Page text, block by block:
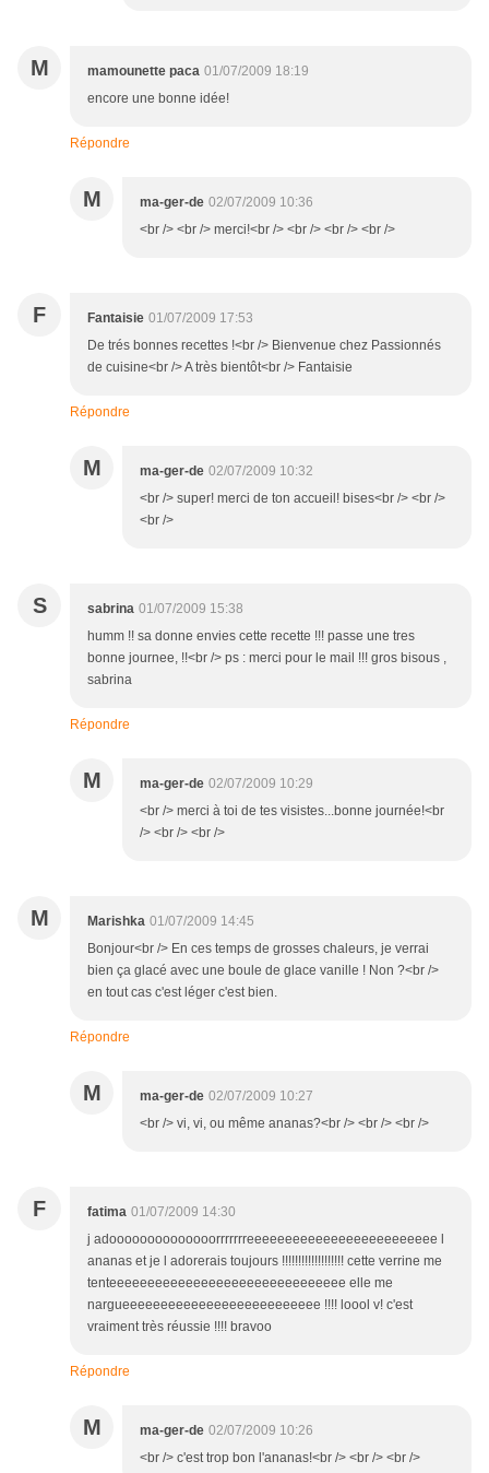
M mamounette paca 01/07/2009 18:19
encore une bonne idée!
Répondre
M ma-ger-de 02/07/2009 10:36
<br /> <br /> merci!<br /> <br /> <br /> <br />
F Fantaisie 01/07/2009 17:53
De trés bonnes recettes !<br /> Bienvenue chez Passionnés
de cuisine<br /> A très bientôt<br /> Fantaisie
Répondre
M ma-ger-de 02/07/2009 10:32
<br /> super! merci de ton accueil! bises<br /> <br />
<br />
S sabrina 01/07/2009 15:38
humm !! sa donne envies cette recette !!! passe une tres
bonne journee, !!<br /> ps : merci pour le mail !!! gros bisous ,
sabrina
Répondre
M ma-ger-de 02/07/2009 10:29
<br /> merci à toi de tes visistes...bonne journée!<br
/> <br /> <br />
M Marishka 01/07/2009 14:45
Bonjour<br /> En ces temps de grosses chaleurs, je verrai
bien ça glacé avec une boule de glace vanille ! Non ?<br />
en tout cas c'est léger c'est bien.
Répondre
M ma-ger-de 02/07/2009 10:27
<br /> vi, vi, ou même ananas?<br /> <br /> <br />
F fatima 01/07/2009 14:30
j adoooooooooooooorrrrrrreeeeeeeeeeeeeeeeeeeeeeeee l
ananas et je l adorerais toujours !!!!!!!!!!!!!!!!!!! cette verrine me
tenteeeeeeeeeeeeeeeeeeeeeeeeeeeeeee elle me
nargueeeeeeeeeeeeeeeeeeeeeeeeee !!!! loool v! c'est
vraiment très réussie !!!! bravoo
Répondre
M ma-ger-de 02/07/2009 10:26
<br /> c'est trop bon l'ananas!<br /> <br /> <br />